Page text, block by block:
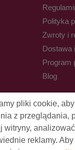
Polityka
Zwroty i
Dostawa
Program
Blog
pliki cookie,
z przeglądania,
witryny,
reklamy.